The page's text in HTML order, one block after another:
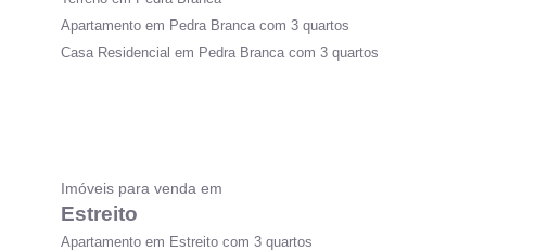
Apartamento em Pedra Branca com 3 quartos
Casa Residencial em Pedra Branca com 3 quartos
Imóveis para venda em
Estreito
Apartamento em Estreito com 3 quartos